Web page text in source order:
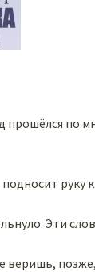
по
руку
Эти
веришь,